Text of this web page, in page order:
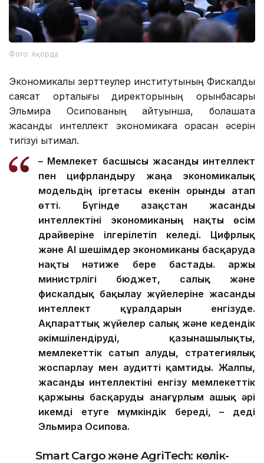
Фото: Ақорда
Экономикалық зерттеулер институтының Фискалдық
саясат орталығы директорының орынбасары
Эльмира Осипованың айтуынша, болашақта
жасанды интеллект экономикаға орасан әсерін
тигізуі ықтимал.
– Мемлекет басшысы жасанды интеллект
пен цифрландыру жаңа экономикалық
модельдің іргетасы екенін орынды атап
өтті. Бүгінде Қазақстан жасанды
интеллектіні экономиканың нақты өсім
драйверіне ілгерілетіп келеді. Цифрлық
және AI шешімдер экономиканы басқаруда
нақты нәтиже бере бастады. Қаржы
министрлігі бюджет, салық және
фискалдық бақылау жүйелеріне жасанды
интеллект құралдарын енгізуде.
Ақпараттық жүйелер салық және кедендік
әкімшілендіруді, қазынашылықты,
мемлекеттік сатып алуды, стратегиялық
жоспарлау мен аудитті қамтиды. Жалпы,
жасанды интеллектіні енгізу мемлекеттік
қаржыны басқаруды анағұрлым ашық әрі
икемді етуге мүмкіндік береді, – деді
Эльмира Осипова.
Smart Cargo және AgriTech: көлік-